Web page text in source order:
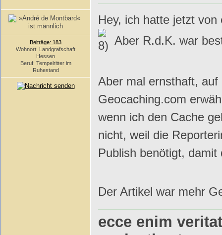
Beiträge: 183
Wohnort: Landgrafschaft
Hessen
Beruf: Tempelritter im
Ruhestand
Hey, ich hatte jetzt
Aber R.d.K. war
Aber mal ernsthaft,
Geocaching.com
wenn ich den Cache
nicht, weil die
Publish benötigt,
Der Artikel war mehr
ecce enim